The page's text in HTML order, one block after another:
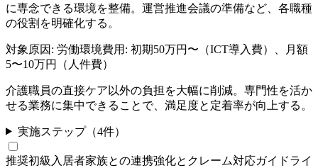
に専念できる環境を整備。運営推進会議の準備など、各職種
の役割を明確化する。
対象原因: 労働環境費用: 初期50万円〜（ICT導入費）、月額
5〜10万円（人件費）
介護職員の直接ケア以外の負担を大幅に削減。専門性を活か
せる業務に集中できることで、満足度と定着率が向上する。
実施ステップ（4件）
推奨初級 入居者家族との連携強化とクレーム対応ガイドライ